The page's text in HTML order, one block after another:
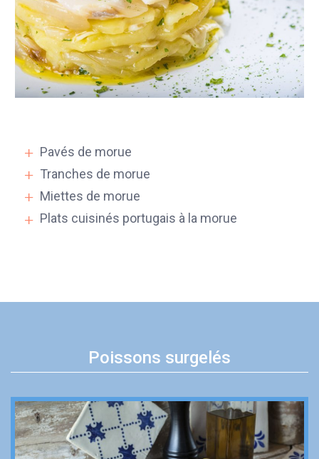
Pavés de morue
Tranches de morue
Miettes de morue
Plats cuisinés portugais à la morue
Poissons surgelés